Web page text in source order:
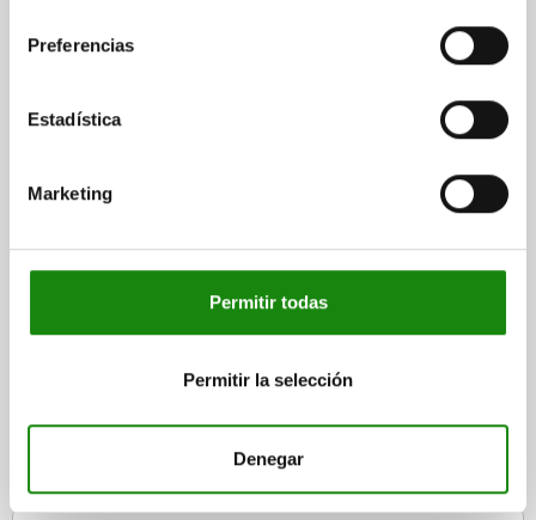
Preferencias
Estadística
Marketing
Permitir todas
Permitir la selección
Denegar
EMPUÑADURA REDONDO D=28, L=99, FORMA:B,
LONGITUD=99
DISPOSITIVO DE SUJECIÓN ADECUADO=05755-05-014000, 05755-
Referencia:05881-02-099281
$56.46